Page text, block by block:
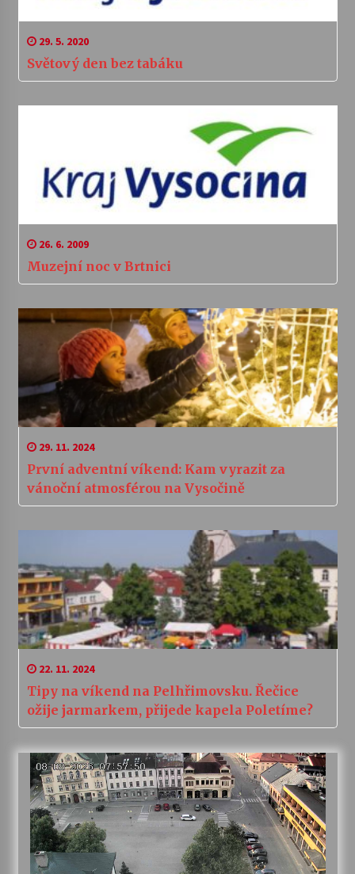
29. 5. 2020
Světový den bez tabáku
26. 6. 2009
Muzejní noc v Brtnici
29. 11. 2024
První adventní víkend: Kam vyrazit za
vánoční atmosférou na Vysočině
22. 11. 2024
Tipy na víkend na Pelhřimovsku. Řečice
ožije jarmarkem, přijede kapela Poletíme?